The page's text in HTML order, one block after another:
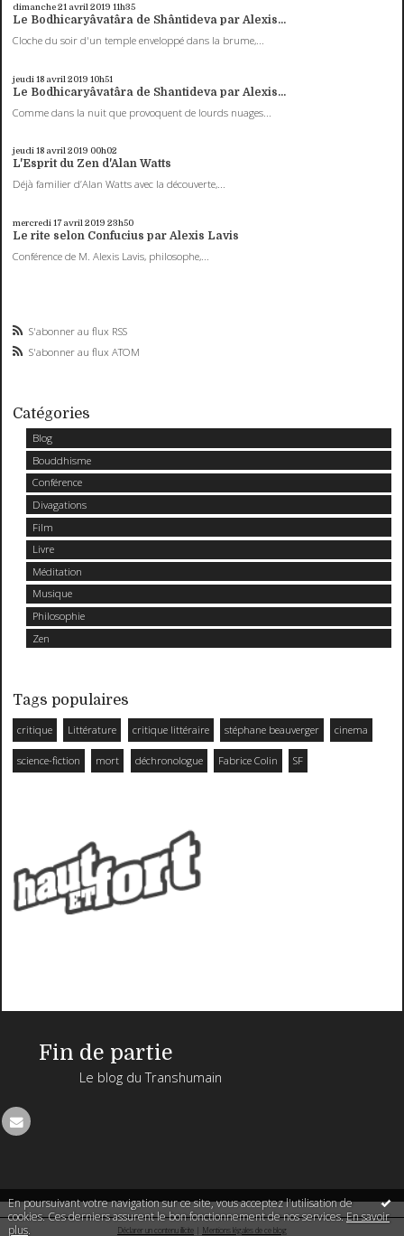
En poursuivant votre navigation sur ce site, vous acceptez l'utilisation de
cookies. Ces derniers assurent le bon fonctionnement de nos services.En savoir
plus.
dimanche 21 avril 2019 11h35
Le Bodhicaryâvatâra de Shântideva par Alexis...
Cloche du soir d'un temple enveloppé dans la brume,...
jeudi 18 avril 2019 10h51
Le Bodhicaryâvatâra de Shantideva par Alexis...
Comme dans la nuit que provoquent de lourds nuages...
jeudi 18 avril 2019 00h02
L'Esprit du Zen d'Alan Watts
Déjà familier d’Alan Watts avec la découverte,...
mercredi 17 avril 2019 23h50
Le rite selon Confucius par Alexis Lavis
Conférence de M. Alexis Lavis, philosophe,...
S'abonner au flux RSS
S'abonner au flux ATOM
Catégories
Blog
Bouddhisme
Conférence
Divagations
Film
Livre
Méditation
Musique
Philosophie
Zen
Tags populaires
critique Littérature critique littéraire stéphane beauverger cinema
science-fiction mort déchronologue Fabrice Colin SF
Fin de partie
Le blog du Transhumain
Déclarer un contenu illicite | Mentions légales de ce blog